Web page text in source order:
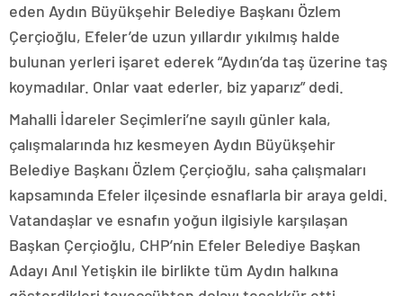
eden Aydın Büyükşehir Belediye Başkanı Özlem
Çerçioğlu, Efeler’de uzun yıllardır yıkılmış halde
bulunan yerleri işaret ederek “Aydın’da taş üzerine taş
koymadılar. Onlar vaat ederler, biz yaparız” dedi.
Mahalli İdareler Seçimleri’ne sayılı günler kala,
çalışmalarında hız kesmeyen Aydın Büyükşehir
Belediye Başkanı Özlem Çerçioğlu, saha çalışmaları
kapsamında Efeler ilçesinde esnaflarla bir araya geldi.
Vatandaşlar ve esnafın yoğun ilgisiyle karşılaşan
Başkan Çerçioğlu, CHP’nin Efeler Belediye Başkan
Adayı Anıl Yetişkin ile birlikte tüm Aydın halkına